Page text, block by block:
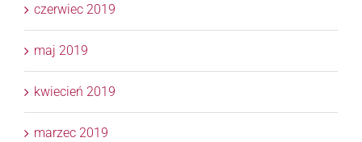
czerwiec 2019
maj 2019
kwiecień 2019
marzec 2019